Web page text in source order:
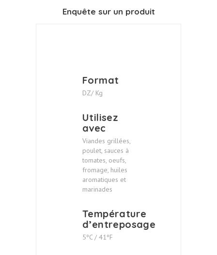
Enquête sur un produit
Format
DZ/ Kg
Utilisez
avec
Viandes grillées,
poulet, sauces à
tomates, oeufs,
fromage, huiles
aromatiques et
marinades
Température
d’entreposage
5ºC / 41ºF